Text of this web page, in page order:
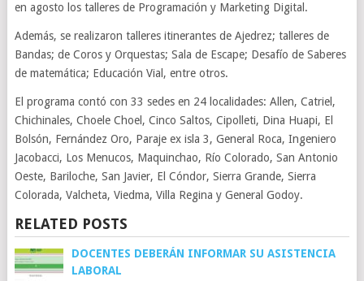
en agosto los talleres de Programación y Marketing Digital.
Además, se realizaron talleres itinerantes de Ajedrez; talleres de
Bandas; de Coros y Orquestas; Sala de Escape; Desafío de Saberes
de matemática; Educación Vial, entre otros.
El programa contó con 33 sedes en 24 localidades: Allen, Catriel,
Chichinales, Choele Choel, Cinco Saltos, Cipolleti, Dina Huapi, El
Bolsón, Fernández Oro, Paraje ex isla 3, General Roca, Ingeniero
Jacobacci, Los Menucos, Maquinchao, Río Colorado, San Antonio
Oeste, Bariloche, San Javier, El Cóndor, Sierra Grande, Sierra
Colorada, Valcheta, Viedma, Villa Regina y General Godoy.
RELATED POSTS
DOCENTES DEBERÁN INFORMAR SU ASISTENCIA
LABORAL